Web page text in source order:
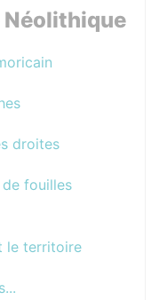
Néolithique
droites
fouilles
le territoire